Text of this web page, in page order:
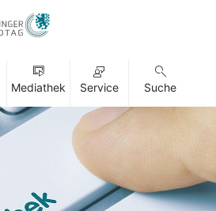
Mediathek Service Suche